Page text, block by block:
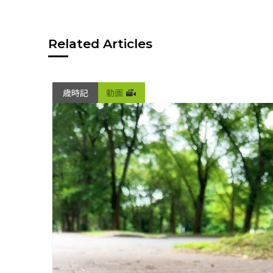
Related Articles
歳時記 動画